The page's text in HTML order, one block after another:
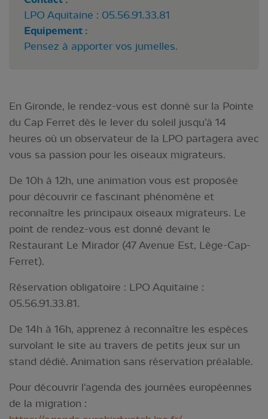
LPO Aquitaine : 05.56.91.33.81
Equipement :
Pensez à apporter vos jumelles.
En Gironde, le rendez-vous est donné sur la Pointe
du Cap Ferret dès le lever du soleil jusqu’à 14
heures où un observateur de la LPO partagera avec
vous sa passion pour les oiseaux migrateurs.
De 10h à 12h, une animation vous est proposée
pour découvrir ce fascinant phénomène et
reconnaître les principaux oiseaux migrateurs. Le
point de rendez-vous est donné devant le
Restaurant Le Mirador (47 Avenue Est, Lège-Cap-
Ferret).
Réservation obligatoire : LPO Aquitaine :
05.56.91.33.81.
De 14h à 16h, apprenez à reconnaître les espèces
survolant le site au travers de petits jeux sur un
stand dédié. Animation sans réservation préalable.
Pour découvrir l'agenda des journées européennes
de la migration :